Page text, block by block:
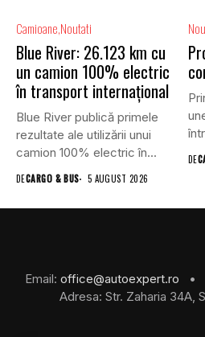
Camioane Noutati
Blue River: 26.123 km cu
un camion 100% electric
în transport internațional
Blue River publică primele
rezultate ale utilizării unui
camion 100% electric în...
DECARGO & BUS 5 AUGUST 2026
DE
Email: office@autoexpert.ro •
Adresa: Str. Zaharia 34A,